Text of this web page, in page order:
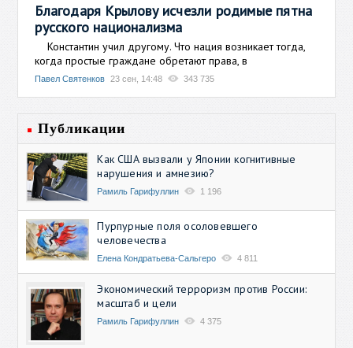
Благодаря Крылову исчезли родимые пятна
русского национализма
Константин учил другому. Что нация возникает тогда,
когда простые граждане обретают права, в
Павел Святенков 23 сен, 14:48 343 735
Публикации
Как США вызвали у Японии когнитивные
нарушения и амнезию?
Рамиль Гарифуллин 1 196
Пурпурные поля осоловевшего
человечества
Елена Кондратьева-Сальгеро 4 811
Экономический терроризм против России:
масштаб и цели
Рамиль Гарифуллин 4 375